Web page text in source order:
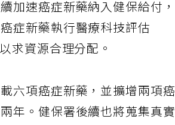
加速癌症新藥納入健保給付，
症新藥執行醫療科技評估
求資源合理分配。
六項癌症新藥，並擴增兩項癌